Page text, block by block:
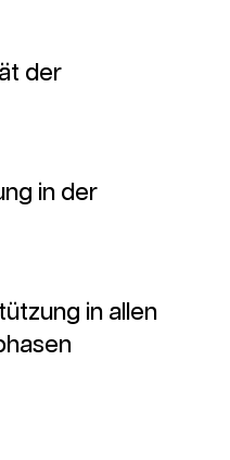
der
in der
in allen